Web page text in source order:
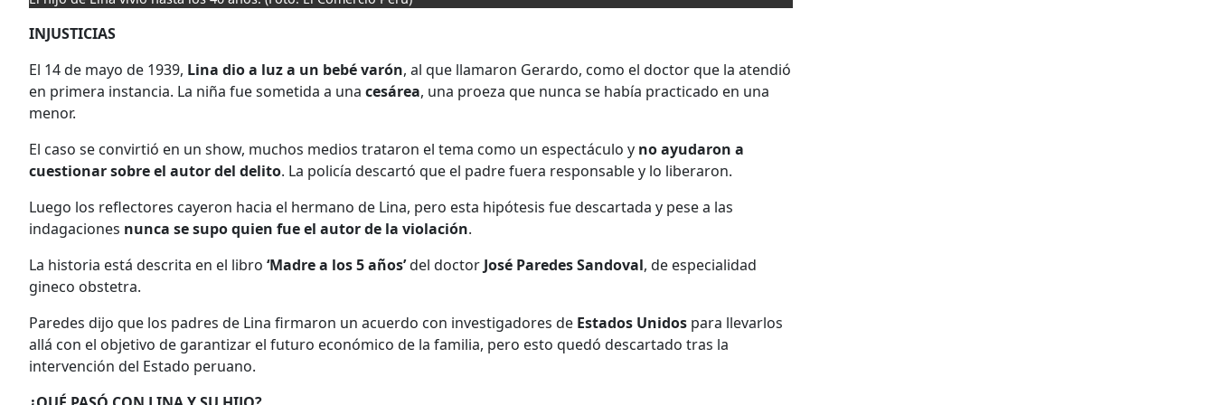
INJUSTICIAS
El 14 de mayo de 1939, Lina dio a luz a un bebé varón, al que llamaron Gerardo, como el doctor que la atendió
en primera instancia. La niña fue sometida a una cesárea, una proeza que nunca se había practicado en una
menor.
El caso se convirtió en un show, muchos medios trataron el tema como un espectáculo y no ayudaron a
cuestionar sobre el autor del delito. La policía descartó que el padre fuera responsable y lo liberaron.
Luego los reflectores cayeron hacia el hermano de Lina, pero esta hipótesis fue descartada y pese a las
indagaciones nunca se supo quien fue el autor de la violación.
La historia está descrita en el libro ‘Madre a los 5 años’del doctor José Paredes Sandoval, de especialidad
gineco obstetra.
Paredes dijo que los padres de Lina firmaron un acuerdo con investigadores de Estados Unidos para llevarlos
allá con el objetivo de garantizar el futuro económico de la familia, pero esto quedó descartado tras la
intervención del Estado peruano.